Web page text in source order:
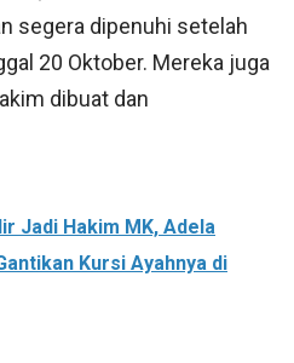
segera dipenuhi setelah
20 Oktober. Mereka juga
dibuat dan
Jadi Hakim MK, Adela
Kursi Ayahnya di